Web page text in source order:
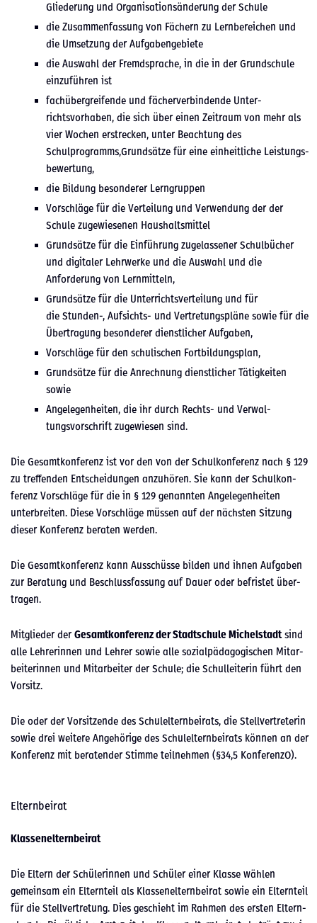
Gliederung und Organ­i­sa­tion­sän­derung der Schule
die Zusam­men­fas­sung von Fäch­ern zu Lern­bere­ichen und
die Umset­zung der Auf­gabenge­bi­ete
die Auswahl der Fremd­sprache, in die in der Grund­schule
einzuführen ist
fachüber­greifende und fächerverbindende Unter­
richtsvorhaben, die sich über einen Zeitraum von mehr als
vier Wochen erstreck­en, unter Beach­tung des
Schulprogramms,Grundsätze für eine ein­heitliche Leis­tungs­
be­w­er­tung,
die Bil­dung beson­der­er Lern­grup­pen
Vorschläge für die Verteilung und Ver­wen­dung der der
Schule zugewiese­nen Haushaltsmit­tel
Grund­sätze für die Ein­führung zuge­lassen­er Schul­büch­er
und dig­i­taler Lehrw­erke und die Auswahl und die
Anforderung von Lern­mit­teln,
Grund­sätze für die Unter­richtsverteilung und für
die Stunden‑, Auf­sichts- und Vertre­tungspläne sowie für die
Über­tra­gung beson­der­er dien­stlich­er Auf­gaben,
Vorschläge für den schulis­chen Fort­bil­dungs­plan,
Grund­sätze für die Anrech­nung dien­stlich­er Tätigkeit­en
sowie
Angele­gen­heit­en, die ihr durch Rechts- und Ver­wal­
tungsvorschrift zugewiesen sind.
Die Gesamtkon­ferenz ist vor den von der Schulkon­ferenz nach § 129
zu tre­f­fend­en Entschei­dun­gen anzuhören. Sie kann der Schulkon­
ferenz Vorschläge für die in § 129 genan­nten Angele­gen­heit­en
unter­bre­it­en. Diese Vorschläge müssen auf der näch­sten Sitzung
dieser Kon­ferenz berat­en wer­den.
Die Gesamtkon­ferenz kann Auss­chüsse bilden und ihnen Auf­gaben
zur Beratung und Beschlussfas­sung auf Dauer oder befris­tet über­
tra­gen.
Mit­glieder derGesamtkon­ferenz der Stadtschule Michel­stadtsind
alle Lehrerin­nen und Lehrer sowie alle sozialpäd­a­gogis­chen Mitar­
bei­t­erin­nen und Mitar­beit­er der Schule; die Schullei­t­erin führt den
Vor­sitz.
Die oder der Vor­sitzende des Schulel­tern­beirats, die Stel­lvertreterin
sowie drei weit­ere Ange­hörige des Schulel­tern­beirats kön­nen an der
Kon­ferenz mit bera­ten­der Stimme teil­nehmen (§34,5 Kon­feren­zO).
Elternbeirat
Klassenel­tern­beirat
Die Eltern der Schü­lerin­nen und Schüler ein­er Klasse wählen
gemein­sam ein Eltern­teil als Klassenel­tern­beirat sowie ein Eltern­teil
für die Stel­lvertre­tung. Dies geschieht im Rah­men des ersten Eltern­